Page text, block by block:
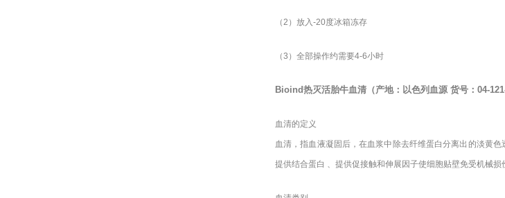
（2）放入-20度冰箱冻存
（3）全部操作约需要4-6小时
Bioind热灭活胎牛血清（产地：以色列血源 货号： 04-
血清的定义
血清，指血液凝固后，在血浆中除去纤维蛋白分离出的淡黄
提供结合蛋白 、提供促接触和伸展因子使细胞贴壁免受机械损